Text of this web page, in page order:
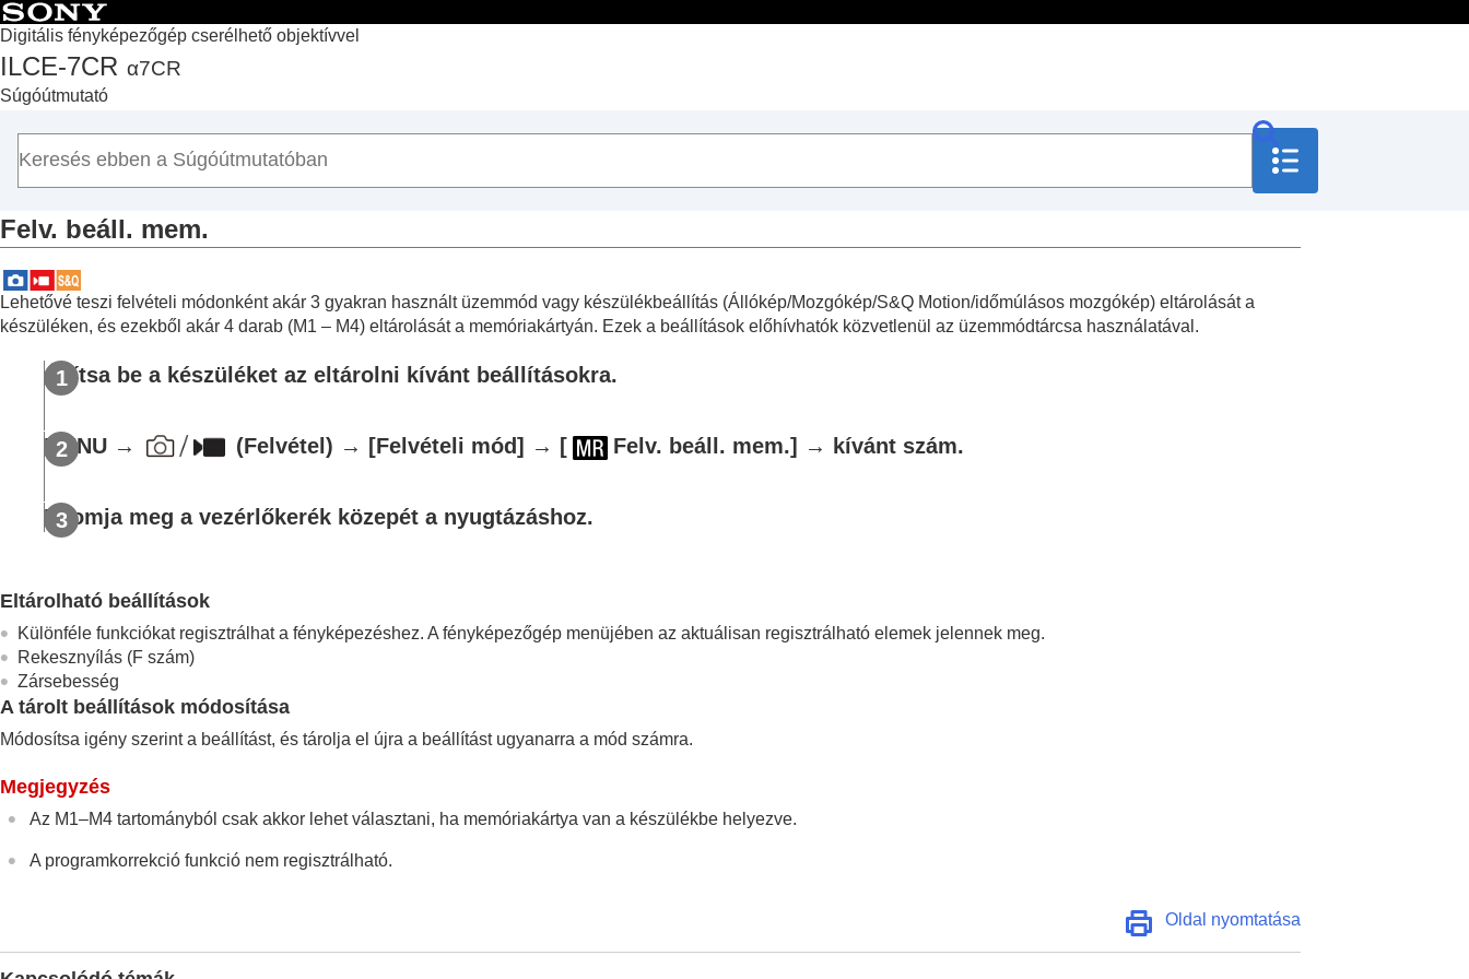
Digitális fényképezőgép cserélhető objektívvel
ILCE-7CR α7CR
Súgóútmutató
Lap teteje
A „Súgóútmutató” használata
A fényképezőgép használatával kapcsolatos megjegyzések
A fényképezőgép és a mellékelt tartozékok ellenőrzése
Alapvető műveletek
Funkciók keresése a MENU-ben
A fényképezési funkciók használata
A fejezet tartalma
Gyakran használt funkciók hozzárendelése gombokhoz és tárcsákhoz (Egy.gomb/tárcsab )
Tárcsám beállítások
Felv. beáll. mem.
A gyakran használt funkciók regisztrálása Saját menübe
A gyűrű/tárcsa funkcióinak testreszabása
Az exponáló gomb használata mozgóképfelvétel közben
Megtekintés
A fényképezőgép-beállítások módosítása
Okostelefonnal elérhető funkciók
Ha problémába ütközik
Felv. beáll. mem.
Lehetővé teszi felvételi módonként akár 3 gyakran használt üzemmód vagy készülékbeállítás (Állókép/Mozgókép/S&Q Motion/időmúlásos mozgókép) eltárolását a
készüléken, és ezekből akár 4 darab (M1 – M4) eltárolását a memóriakártyán. Ezek a beállítások előhívhatók közvetlenül az üzemmódtárcsa használatával.
Állítsa be a készüléket az eltárolni kívánt beállításokra.
MENU → (Felvétel) → [Felvételi mód] → [ Felv. beáll. mem.] → kívánt szám.
Nyomja meg a vezérlőkerék közepét a nyugtázáshoz.
Eltárolható beállítások
Különféle funkciókat regisztrálhat a fényképezéshez. A fényképezőgép menüjében az aktuálisan regisztrálható elemek jelennek meg.
Rekesznyílás (F szám)
Zársebesség
A tárolt beállítások módosítása
Módosítsa igény szerint a beállítást, és tárolja el újra a beállítást ugyanarra a mód számra.
Megjegyzés
Az M1–M4 tartományból csak akkor lehet választani, ha memóriakártya van a készülékbe helyezve.
A programkorrekció funkció nem regisztrálható.
Oldal nyomtatása